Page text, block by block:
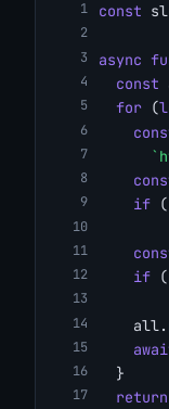
const
async
const
for (
if
if
    all.
  }
return